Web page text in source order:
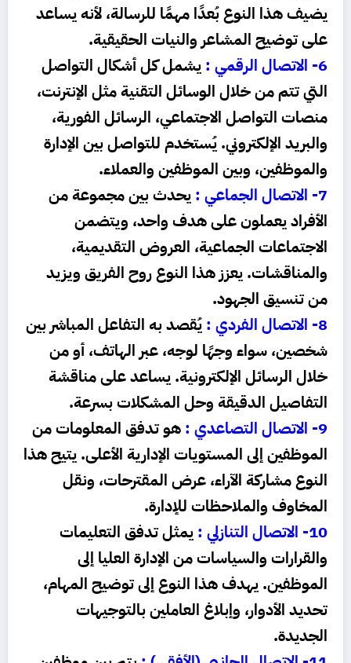
يضيف هذا النوع بُعدًا مهمًا للرسالة، لأنه يساعد
على توضيح المشاعر والنيات الحقيقية.
6- الاتصال الرقمي :
يشمل كل أشكال التواصل
التي تتم من خلال الوسائل التقنية مثل الإنترنت،
منصات التواصل الاجتماعي، الرسائل الفورية،
والبريد الإلكتروني. يُستخدم للتواصل بين الإدارة
والموظفين، وبين الموظفين والعملاء.
7- الاتصال الجماعي :
يحدث بين مجموعة من
الأفراد يعملون على هدف واحد، ويتضمن
الاجتماعات الجماعية، العروض التقديمية،
والمناقشات. يعزز هذا النوع روح الفريق ويزيد
من تنسيق الجهود.
8- الاتصال الفردي :
يُقصد به التفاعل المباشر بين
شخصين، سواء وجهًا لوجه، عبر الهاتف، أو من
خلال الرسائل الإلكترونية. يساعد على مناقشة
التفاصيل الدقيقة وحل المشكلات بسرعة.
9- الاتصال التصاعدي :
هو تدفق المعلومات من
الموظفين إلى المستويات الإدارية الأعلى. يتيح هذا
النوع مشاركة الآراء، عرض المقترحات، ونقل
المخاوف والملاحظات للإدارة.
10- الاتصال التنازلي :
يمثل تدفق التعليمات
والقرارات والسياسات من الإدارة العليا إلى
الموظفين. يهدف هذا النوع إلى توضيح المهام،
تحديد الأدوار، وإبلاغ العاملين بالتوجيهات
الجديدة.